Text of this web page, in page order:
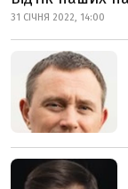
31 СІЧНЯ 2022, 14:00